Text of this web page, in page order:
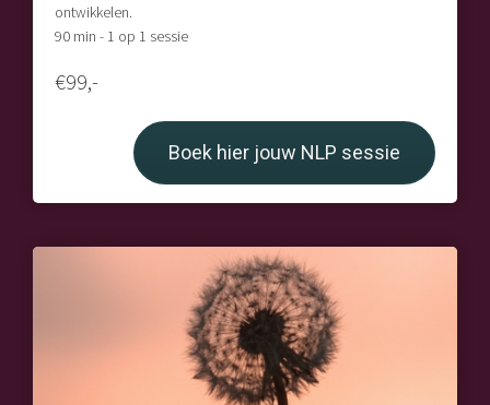
ontwikkelen.
90 min - 1 op 1 sessie
€99,-
Boek hier jouw NLP sessie